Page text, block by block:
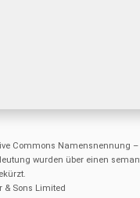
Commons Namensnennung –
wurden über einen
& Sons Limited